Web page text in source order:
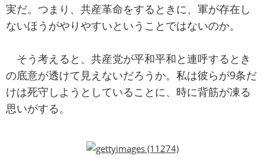
実だ。つまり、共産革命をするときに、軍が存在し
ないほうがやりやすいということではないのか。
そう考えると、共産党が平和平和と連呼するとき
の底意が透けて見えないだろうか。私は彼らが9条だ
けは死守しようとしていることに、時に背筋が凍る
思いがする。